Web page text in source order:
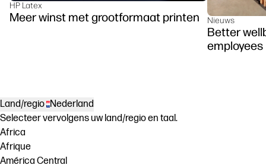
HP Latex
Meer winst met grootformaat printen Nieuws
Better
employees
Land/regio Nederland
Selecteer vervolgens uw land/regio en taal.
Africa
Afrique
América Central